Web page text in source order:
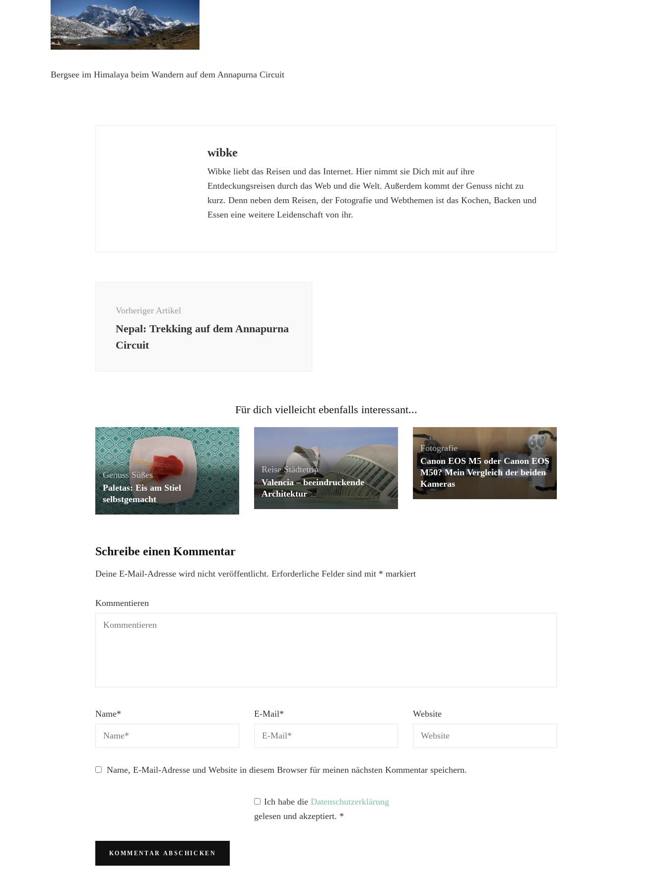
Bergsee im Himalaya beim Wandern auf dem Annapurna Circuit
wibke
Wibke liebt das Reisen und das Internet. Hier nimmt sie Dich mit auf ihre
Entdeckungsreisen durch das Web und die Welt. Außerdem kommt der Genuss nicht zu
kurz. Denn neben dem Reisen, der Fotografie und Webthemen ist das Kochen, Backen und
Essen eine weitere Leidenschaft von ihr.
Vorheriger Artikel
Nepal: Trekking auf dem Annapurna
Circuit
Für dich vielleicht ebenfalls interessant...
Genuss Süßes
Paletas: Eis am Stiel
selbstgemacht
Reise Städtetrip
Valencia – beeindruckende
Architektur
Fotografie
Canon EOS M5 oder Canon EOS
M50? Mein Vergleich der beiden
Kameras
Schreibe einen Kommentar
Deine E-Mail-Adresse wird nicht veröffentlicht. Erforderliche Felder sind mit * markiert
Kommentieren
Name* E-Mail* Website
Name, E-Mail-Adresse und Website in diesem Browser für meinen nächsten Kommentar speichern.
Ich habe die Datenschutzerklärung
gelesen und akzeptiert. *